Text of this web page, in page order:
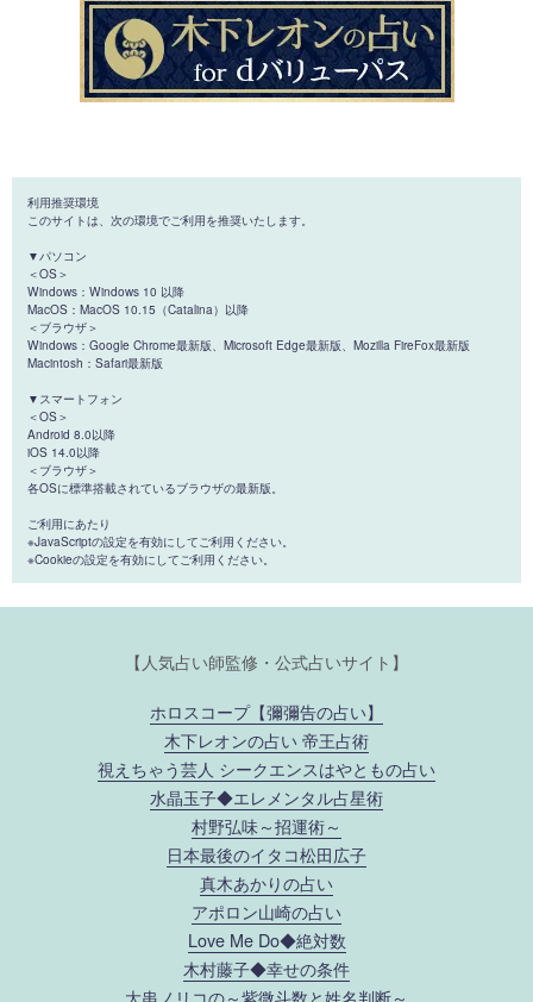
利用推奨環境
このサイトは、次の環境でご利用を推奨いたします。
▼パソコン
＜OS＞
Windows：Windows 10 以降
MacOS：MacOS 10.15（Catalina）以降
＜ブラウザ＞
Windows：Google Chrome最新版、Microsoft Edge最新版、Mozilla FireFox最新版
Macintosh：Safari最新版
▼スマートフォン
＜OS＞
Android 8.0以降
iOS 14.0以降
＜ブラウザ＞
各OSに標準搭載されているブラウザの最新版。
ご利用にあたり
※JavaScriptの設定を有効にしてご利用ください。
※Cookieの設定を有効にしてご利用ください。
【人気占い師監修・公式占いサイト】
ホロスコープ【彌彌告の占い】
木下レオンの占い 帝王占術
視えちゃう芸人 シークエンスはやともの占い
水晶玉子◆エレメンタル占星術
村野弘味～招運術～
日本最後のイタコ松田広子
真木あかりの占い
アポロン山崎の占い
Love Me Do◆絶対数
木村藤子◆幸せの条件
大串ノリコの～紫微斗数と姓名判断～